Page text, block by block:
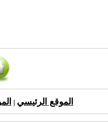
الموقع الرئيسي